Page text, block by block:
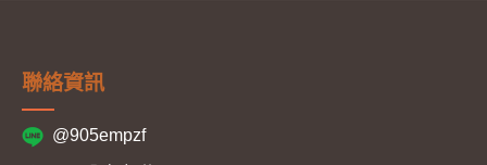
聯絡資訊
@905empzf